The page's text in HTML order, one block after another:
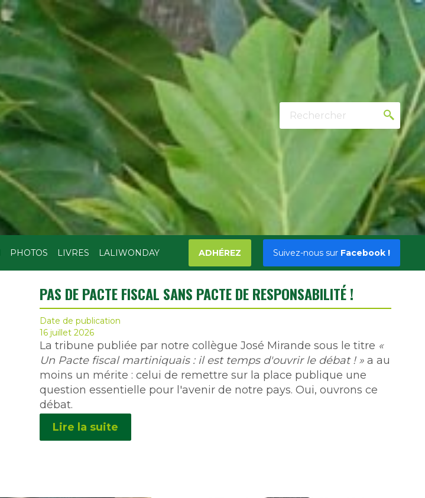
Rechercher
PHOTOS LIVRES LALIWONDAY Suivez-nous sur Facebook !
ADHÉREZ
PAS DE PACTE FISCAL SANS PACTE DE RESPONSABILITÉ !
Date de publication
16 juillet 2026
La tribune publiée par notre collègue José Mirande sous le titre «
Un Pacte fiscal martiniquais : il est temps d'ouvrir le débat ! » a au
moins un mérite : celui de remettre sur la place publique une
question essentielle pour l'avenir de notre pays. Oui, ouvrons ce
débat.
Lire la suite